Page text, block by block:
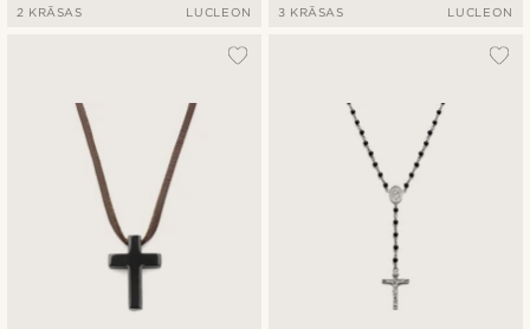
2 KRĀSAS LUCLEON 3 KRĀSAS LUCLEON